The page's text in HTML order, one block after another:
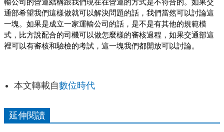
通部希望我們這樣做就可以解決問題的話，我們當然可以討論這
一塊。如果是成立一家運輸公司的話，是不是有其他的規範模
式，比方說配合的司機可以做怎麼樣的審核過程，如果交通部這
裡可以有審核和驗檢的考試，這一塊我們都開放可以討論。
本文轉載自數位時代
延伸閱讀